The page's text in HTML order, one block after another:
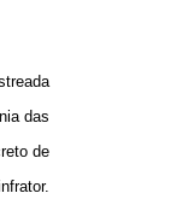
das
de